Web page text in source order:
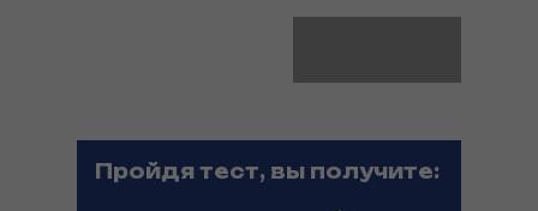
Пройдя тест, вы получите: